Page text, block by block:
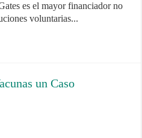
es el mayor financiador no
voluntarias...
un Caso